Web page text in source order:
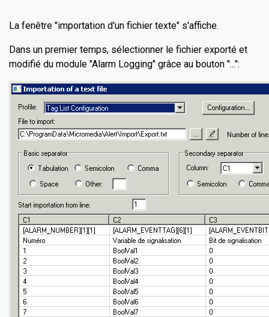
La fenêtre "importation d'un fichier texte" s'affiche.
Dans un premier temps, sélectionner le fichier exporté et
modifié du module "Alarm Logging" grâce au bouton "...":